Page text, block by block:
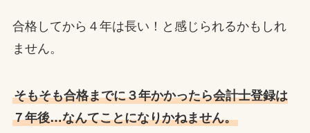
合格してから４年は長い！と感じられるかもしれ
ません。
そもそも合格までに３年かかったら会計士登録は
７年後…なんてことになりかねません。